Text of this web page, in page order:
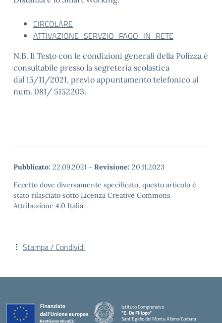
CIRCOLARE
ATTIVAZIONE_SERVZIO_PAGO_IN_RETE
N.B. Il Testo con le condizioni generali della Polizza è
consultabile presso la segreteria scolastica
dal 15/11/2021, previo appuntamento telefonico al
num. 081/ 5152203.
Pubblicato: 22.09.2021 - Revisione: 20.11.2023
Eccetto dove diversamente specificato, questo articolo è
stato rilasciato sotto Licenza Creative Commons
Attribuzione 4.0 Italia.
Stampa / Condividi
Istituto Comprensivo
"E. De Filippo"
Sant'Egidio del Monte Albino/Corbara